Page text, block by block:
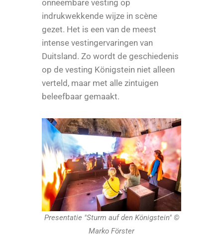
onneembare vesting op
indrukwekkende wijze in scène
gezet. Het is een van de meest
intense vestingervaringen van
Duitsland. Zo wordt de geschiedenis
op de vesting Königstein niet alleen
verteld, maar met alle zintuigen
beleefbaar gemaakt.
Presentatie "Sturm auf den Königstein" ©
Marko Förster